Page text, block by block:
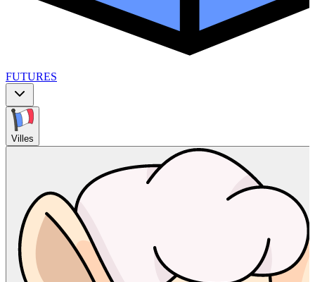
FUTURES
Villes